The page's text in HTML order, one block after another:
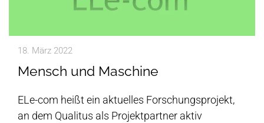
18. März 2022
Mensch und Maschine
ELe-com heißt ein aktuelles Forschungsprojekt,
an dem Qualitus als Projektpartner aktiv